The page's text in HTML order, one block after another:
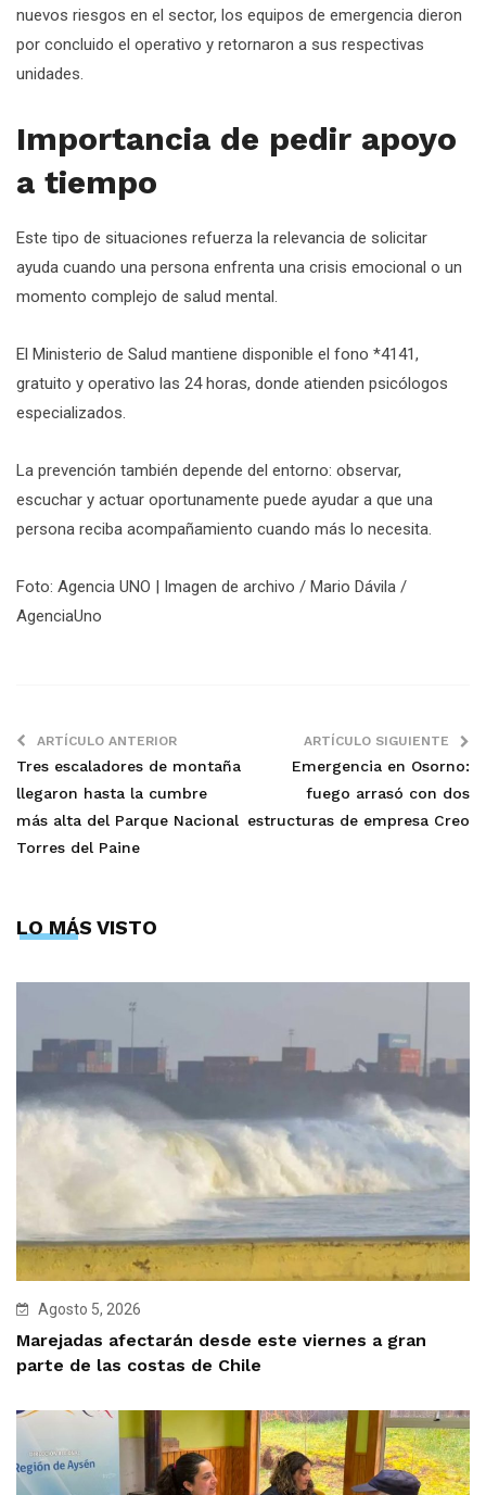
nuevos riesgos en el sector, los equipos de emergencia dieron
por concluido el operativo y retornaron a sus respectivas
unidades.
Importancia de pedir apoyo
a tiempo
Este tipo de situaciones refuerza la relevancia de solicitar
ayuda cuando una persona enfrenta una crisis emocional o un
momento complejo de salud mental.
El Ministerio de Salud mantiene disponible el fono *4141,
gratuito y operativo las 24 horas, donde atienden psicólogos
especializados.
La prevención también depende del entorno: observar,
escuchar y actuar oportunamente puede ayudar a que una
persona reciba acompañamiento cuando más lo necesita.
Foto: Agencia UNO | Imagen de archivo / Mario Dávila /
AgenciaUno
ARTÍCULO ANTERIOR
Tres escaladores de montaña
llegaron hasta la cumbre
más alta del Parque Nacional
Torres del Paine
ARTÍCULO SIGUIENTE
Emergencia en Osorno:
fuego arrasó con dos
estructuras de empresa Creo
LO MÁS VISTO
Agosto 5, 2026
Marejadas afectarán desde este viernes a gran
parte de las costas de Chile